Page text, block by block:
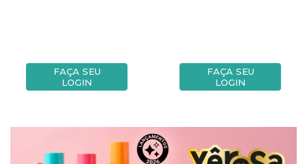
FAÇA SEU
LOGIN
FAÇA SEU
LOGIN